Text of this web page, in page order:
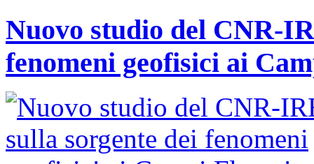
Nuovo studio del CNR-
fenomeni geofisici ai